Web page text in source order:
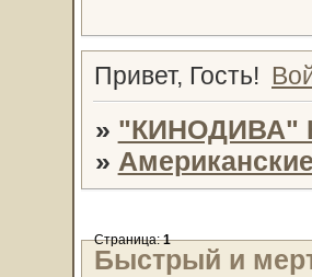
Привет, Гость!
» "КИНОДИВА"
»
Быстрый и
Страница:1